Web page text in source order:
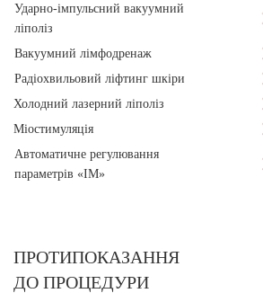
Ударно-імпульсний вакуумний
ліполіз
Вакуумний лімфодренаж
Радіохвильовий ліфтинг шкіри
Холодний лазерний ліполіз
Міостимуляція
Автоматичне регулювання
параметрів «ІМ»
ПРОТИПОКАЗАННЯ
ДО ПРОЦЕДУРИ